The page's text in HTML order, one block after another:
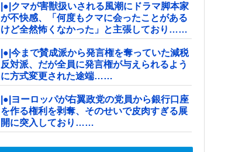
|●|クマが害獣扱いされる風潮にドラマ脚本家
が不快感、「何度もクマに会ったことがある
けど全然怖くなかった」と主張しており……
|●|今まで賛成派から発言権を奪っていた減税
反対派、だが全員に発言権が与えられるよう
に方式変更された途端……
|●|ヨーロッパが右翼政党の党員から銀行口座
を作る権利を剥奪、そのせいで皮肉すぎる展
開に突入しており……